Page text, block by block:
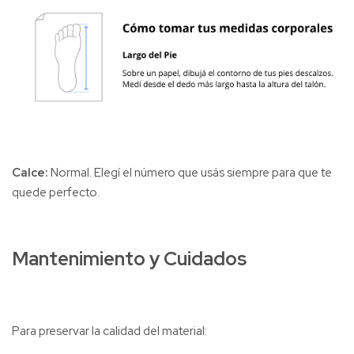
Calce: Normal. Elegí el número que usás siempre para que te
quede perfecto.
Mantenimiento y Cuidados
Para preservar la calidad del material: